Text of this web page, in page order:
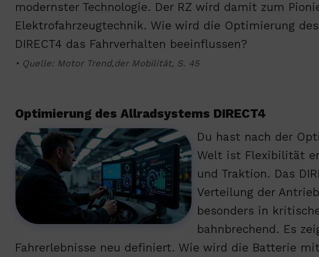
modernster Technologie. Der RZ wird damit zum
Elektrofahrzeugtechnik. Wie wird die Optimierung
DIRECT4 das Fahrverhalten beeinflussen?
• Quelle: Motor Trend,der Mobilität, S. 45
Optimierung des Allradsystems DIRECT4
Du hast nach der
Welt ist Flexibilität
und Traktion. Das
Verteilung der
besonders in
bahnbrechend. Es
Fahrerlebnisse neu definiert. Wie wird die Batterie